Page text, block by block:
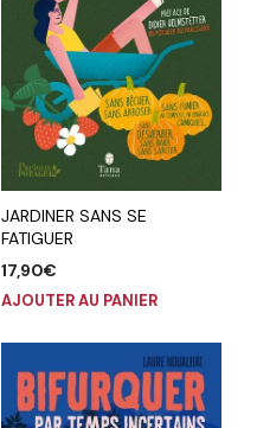
JARDINER SANS SE
FATIGUER
17,90€
AJOUTER AU PANIER